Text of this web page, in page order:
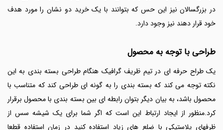
در بزرگسالان نیز این حس که بتوانند با یک خرید دو نشان را مورد هدف
خود قرار دهند نیز وجود دارد.
طراحی با توجه به محصول
یک طراح حرفه ای در تیم ظریف گرافیک هنگام طراحی بسته بندی به این
نکته توجه می کند که بسته بندی را به گونه ای طراحی کند که متناسب با
محصول باشد، به بیان دیگر بتوان رابطه ای بین بسته بندی با محصول برقرار
کرد.منظور از ایجاد ارتباط این است که اگر شما برای یک شیشه سس از
ظرفهای پلاستیکی با ضلع های زیاد استفاده کنید در زمان استفاده قطعا